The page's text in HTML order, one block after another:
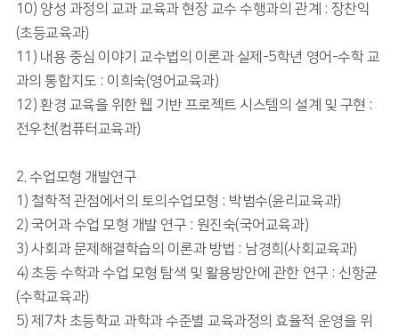
10) 양성 과정의 교과 교육과 현장 교수 수행과의 관계 : 장찬익
(초등교육과)
11) 내용 중심 이야기 교수법의 이론과 실제-5학년 영어-수학 교
과의 통합지도 : 이희숙(영어교육과)
12) 환경 교육을 위한 웹 기반 프로젝트 시스템의 설계 및 구현 :
전우천(컴퓨터교육과)
2. 수업모형 개발연구
1) 철학적 관점에서의 토의수업모형 : 박범수(윤리교육과)
2) 국어과 수업 모형 개발 연구 : 원진숙(국어교육과)
3) 사회과 문제해결학습의 이론과 방법 : 남경희(사회교육과)
4) 초등 수학과 수업 모형 탐색 및 활용방안에 관한 연구 : 신항균
(수학교육과)
5) 제7차 초등학교 과학과 수준별 교육과정의 효율적 운영을 위